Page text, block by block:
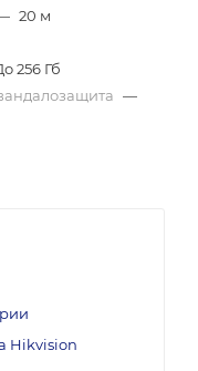
20 м
256 Гб
—
Hikvision